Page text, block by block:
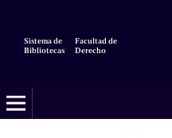
Sistema de
Bibliotecas
Facultad de
Derecho